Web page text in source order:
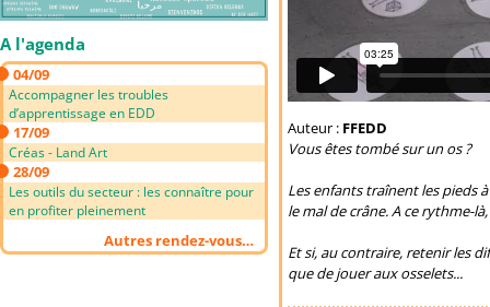
A l'agenda
04/09
Accompagner les troubles
d’apprentissage en EDD
17/09
Créas - Land Art
28/09
Les outils du secteur : les connaître pour
en profiter pleinement
Autres rendez-vous…
Auteur : FFEDD
Vous êtes tombé sur un os ?
Les enfants traînent les pieds
le mal de crâne. A ce rythme-
Et si, au contraire, retenir les
que de jouer aux osselets...